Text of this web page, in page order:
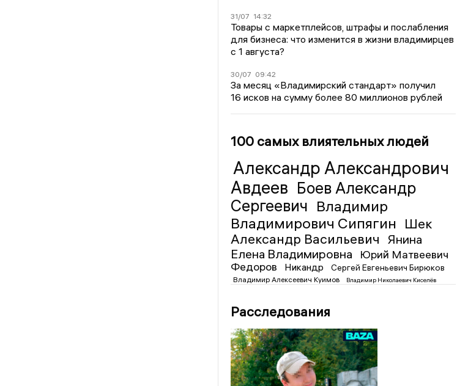
31/07 14:32
Товары с маркетплейсов, штрафы и послабления
для бизнеса: что изменится в жизни владимирцев
с 1 августа?
30/07 09:42
За месяц «Владимирский стандарт» получил
16 исков на сумму более 80 миллионов рублей
100 самых влиятельных людей
Александр Александрович
Авдеев Боев Александр
Сергеевич Владимир
Владимирович Сипягин Шек
Александр Васильевич
Янина
Елена Владимировна
Юрий Матвеевич
Федоров
Никандр Сергей Евгеньевич Бирюков
Владимир Алексеевич Куимов Владимир Николаевич Киселёв
Расследования